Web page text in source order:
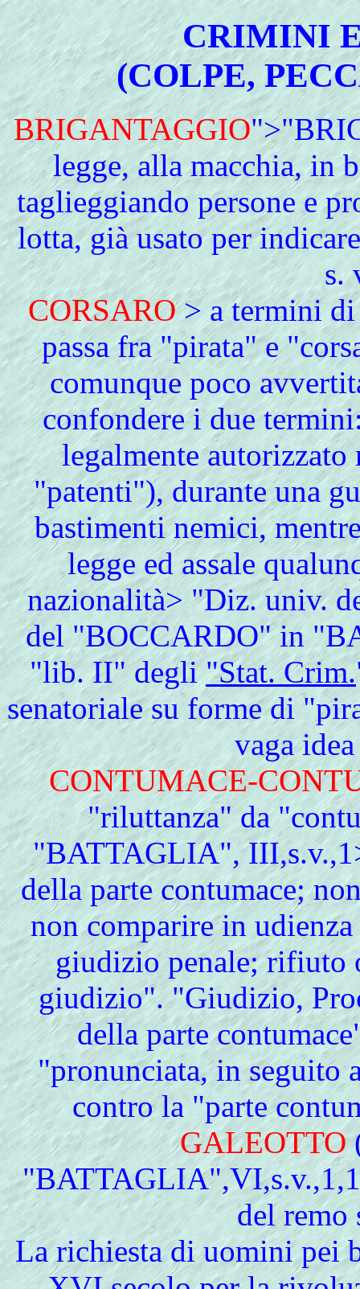
CRIMINI
(COLPE,
BRIGANTAGGIO
legge, alla macchia, in
taglieggiando persone e
lotta, già usato per
s.
CORSARO> a termini di
passa fra "pirata" e
comunque poco
confondere i due
legalmente
"patenti"), durante una
bastimenti nemici,
legge ed assale
nazionalità> "Diz. univ.
del "BOCCARDO" in
"lib. II" degli"Stat. Crim.
senatoriale su forme di
vaga
CONTUMACE-
"riluttanza" da
"BATTAGLIA",
della parte contumace;
non comparire in
giudizio penale; rifiuto
giudizio". "Giudizio,
della parte
"pronunciata, in seguito
contro la "parte
GALEOTTO
del
La richiesta di uomini pei